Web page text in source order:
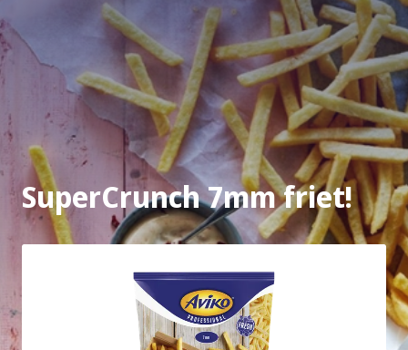
SuperCrunch 7mm friet!